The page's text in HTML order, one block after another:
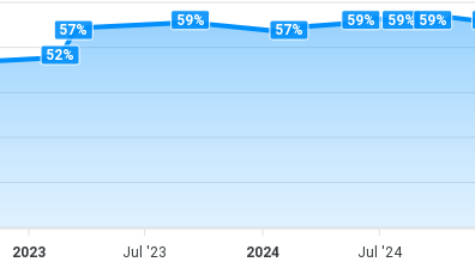
52%
57%
59%
57%
59% 59% 59%
2023 Jul '23 2024 Jul '24